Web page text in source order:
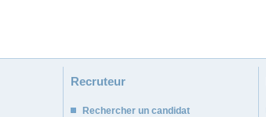
Recruteur
Rechercher un candidat